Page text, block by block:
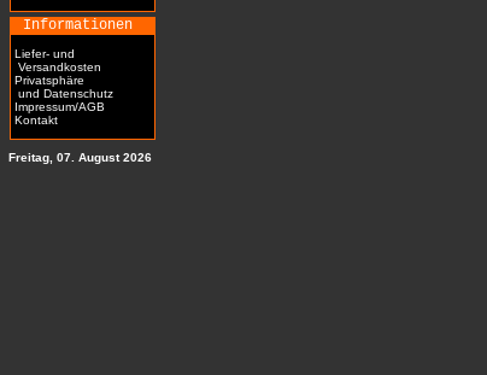
Informationen
Liefer- und
Versandkosten
Privatsphäre
und Datenschutz
Impressum/AGB
Kontakt
Freitag, 07. August 2026